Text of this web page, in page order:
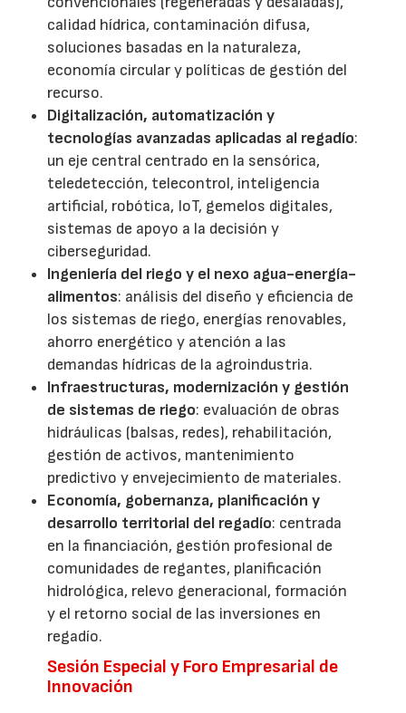
calidad hídrica, contaminación difusa,
soluciones basadas en la naturaleza,
economía circular y políticas de gestión del
recurso.
Digitalización, automatización y
tecnologías avanzadas aplicadas al regadío:
un eje central centrado en la sensórica,
teledetección, telecontrol, inteligencia
artificial, robótica, IoT, gemelos digitales,
sistemas de apoyo a la decisión y
ciberseguridad.
Ingeniería del riego y el nexo agua-energía-
alimentos: análisis del diseño y eficiencia de
los sistemas de riego, energías renovables,
ahorro energético y atención a las
demandas hídricas de la agroindustria.
Infraestructuras, modernización y gestión
de sistemas de riego: evaluación de obras
hidráulicas (balsas, redes), rehabilitación,
gestión de activos, mantenimiento
predictivo y envejecimiento de materiales.
Economía, gobernanza, planificación y
desarrollo territorial del regadío: centrada
en la financiación, gestión profesional de
comunidades de regantes, planificación
hidrológica, relevo generacional, formación
y el retorno social de las inversiones en
regadío.
Sesión Especial y Foro Empresarial de
Innovación